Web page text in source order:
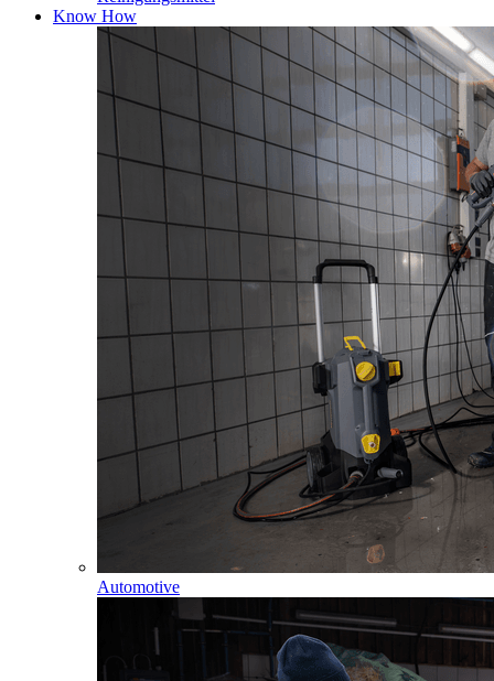
Know How
Automotive